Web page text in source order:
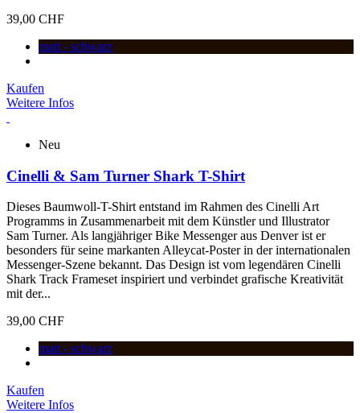
39,00 CHF
matt - schwarz
Kaufen
Weitere Infos
Neu
Cinelli & Sam Turner Shark T-Shirt
Dieses Baumwoll-T-Shirt entstand im Rahmen des Cinelli Art
Programms in Zusammenarbeit mit dem Künstler und Illustrator
Sam Turner. Als langjähriger Bike Messenger aus Denver ist er
besonders für seine markanten Alleycat-Poster in der internationalen
Messenger-Szene bekannt. Das Design ist vom legendären Cinelli
Shark Track Frameset inspiriert und verbindet grafische Kreativität
mit der...
39,00 CHF
matt - schwarz
Kaufen
Weitere Infos